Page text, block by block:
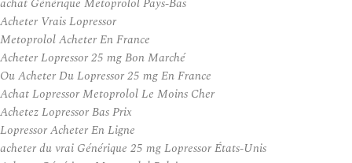
Acheter Vrais Lopressor
Metoprolol Acheter En France
Acheter Lopressor 25 mg Bon Marché
Ou Acheter Du Lopressor 25 mg En France
Achat Lopressor Metoprolol Le Moins Cher
Achetez Lopressor Bas Prix
Lopressor Acheter En Ligne
acheter du vrai Générique 25 mg Lopressor États-Unis